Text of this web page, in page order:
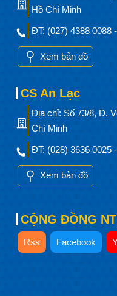
Hồ Chí Minh
ĐT: (027) 4388 0088
Xem bản đồ
CS An Lạc
Địa chỉ: Số 73/8, Đ.
Chí Minh
ĐT: (028) 3636 0025
Xem bản đồ
CỘNG ĐỒNG
Rss Facebook